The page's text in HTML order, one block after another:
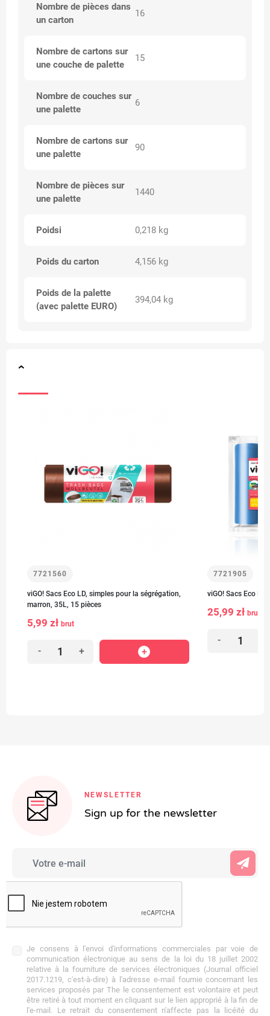
Nombre de pièces dans
un carton
16
Nombre de cartons sur
une couche de palette
15
Nombre de couches sur
une palette
6
Nombre de cartons sur
une palette
90
Nombre de pièces sur
une palette
1440
Poidsi 0,218 kg
Poids du carton 4,156 kg
Poids de la palette
(avec palette EURO)
394,04 kg
7721560
viGO! Sacs Eco LD, simples pour la ségrégation,
marron, 35L, 15 pièces
5,99 zł brut
- +
7721905
viGO! Sacs Eco
25,99 zł brut
-
NEWSLETTER
Sign up for the newsletter
Je consens à l'envoi d'informations commerciales par voie de
communication électronique au sens de la loi du 18 juillet 2002
relative à la fourniture de services électroniques (Journal officiel
2017.1219, c'est-à-dire) à l'adresse e-mail fournie concernant les
services proposés par The le consentement est volontaire et peut
être retiré à tout moment en cliquant sur le lien approprié à la fin de
l'e-mail. Le retrait du consentement n'affecte pas la licéité du